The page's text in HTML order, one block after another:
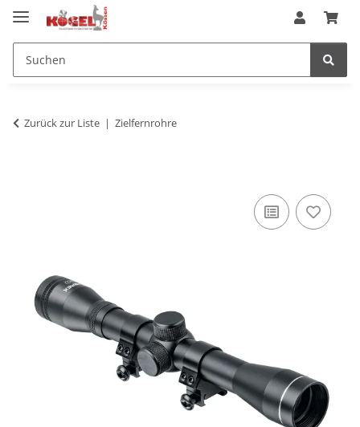
Zurück zur Liste Zielfernrohre